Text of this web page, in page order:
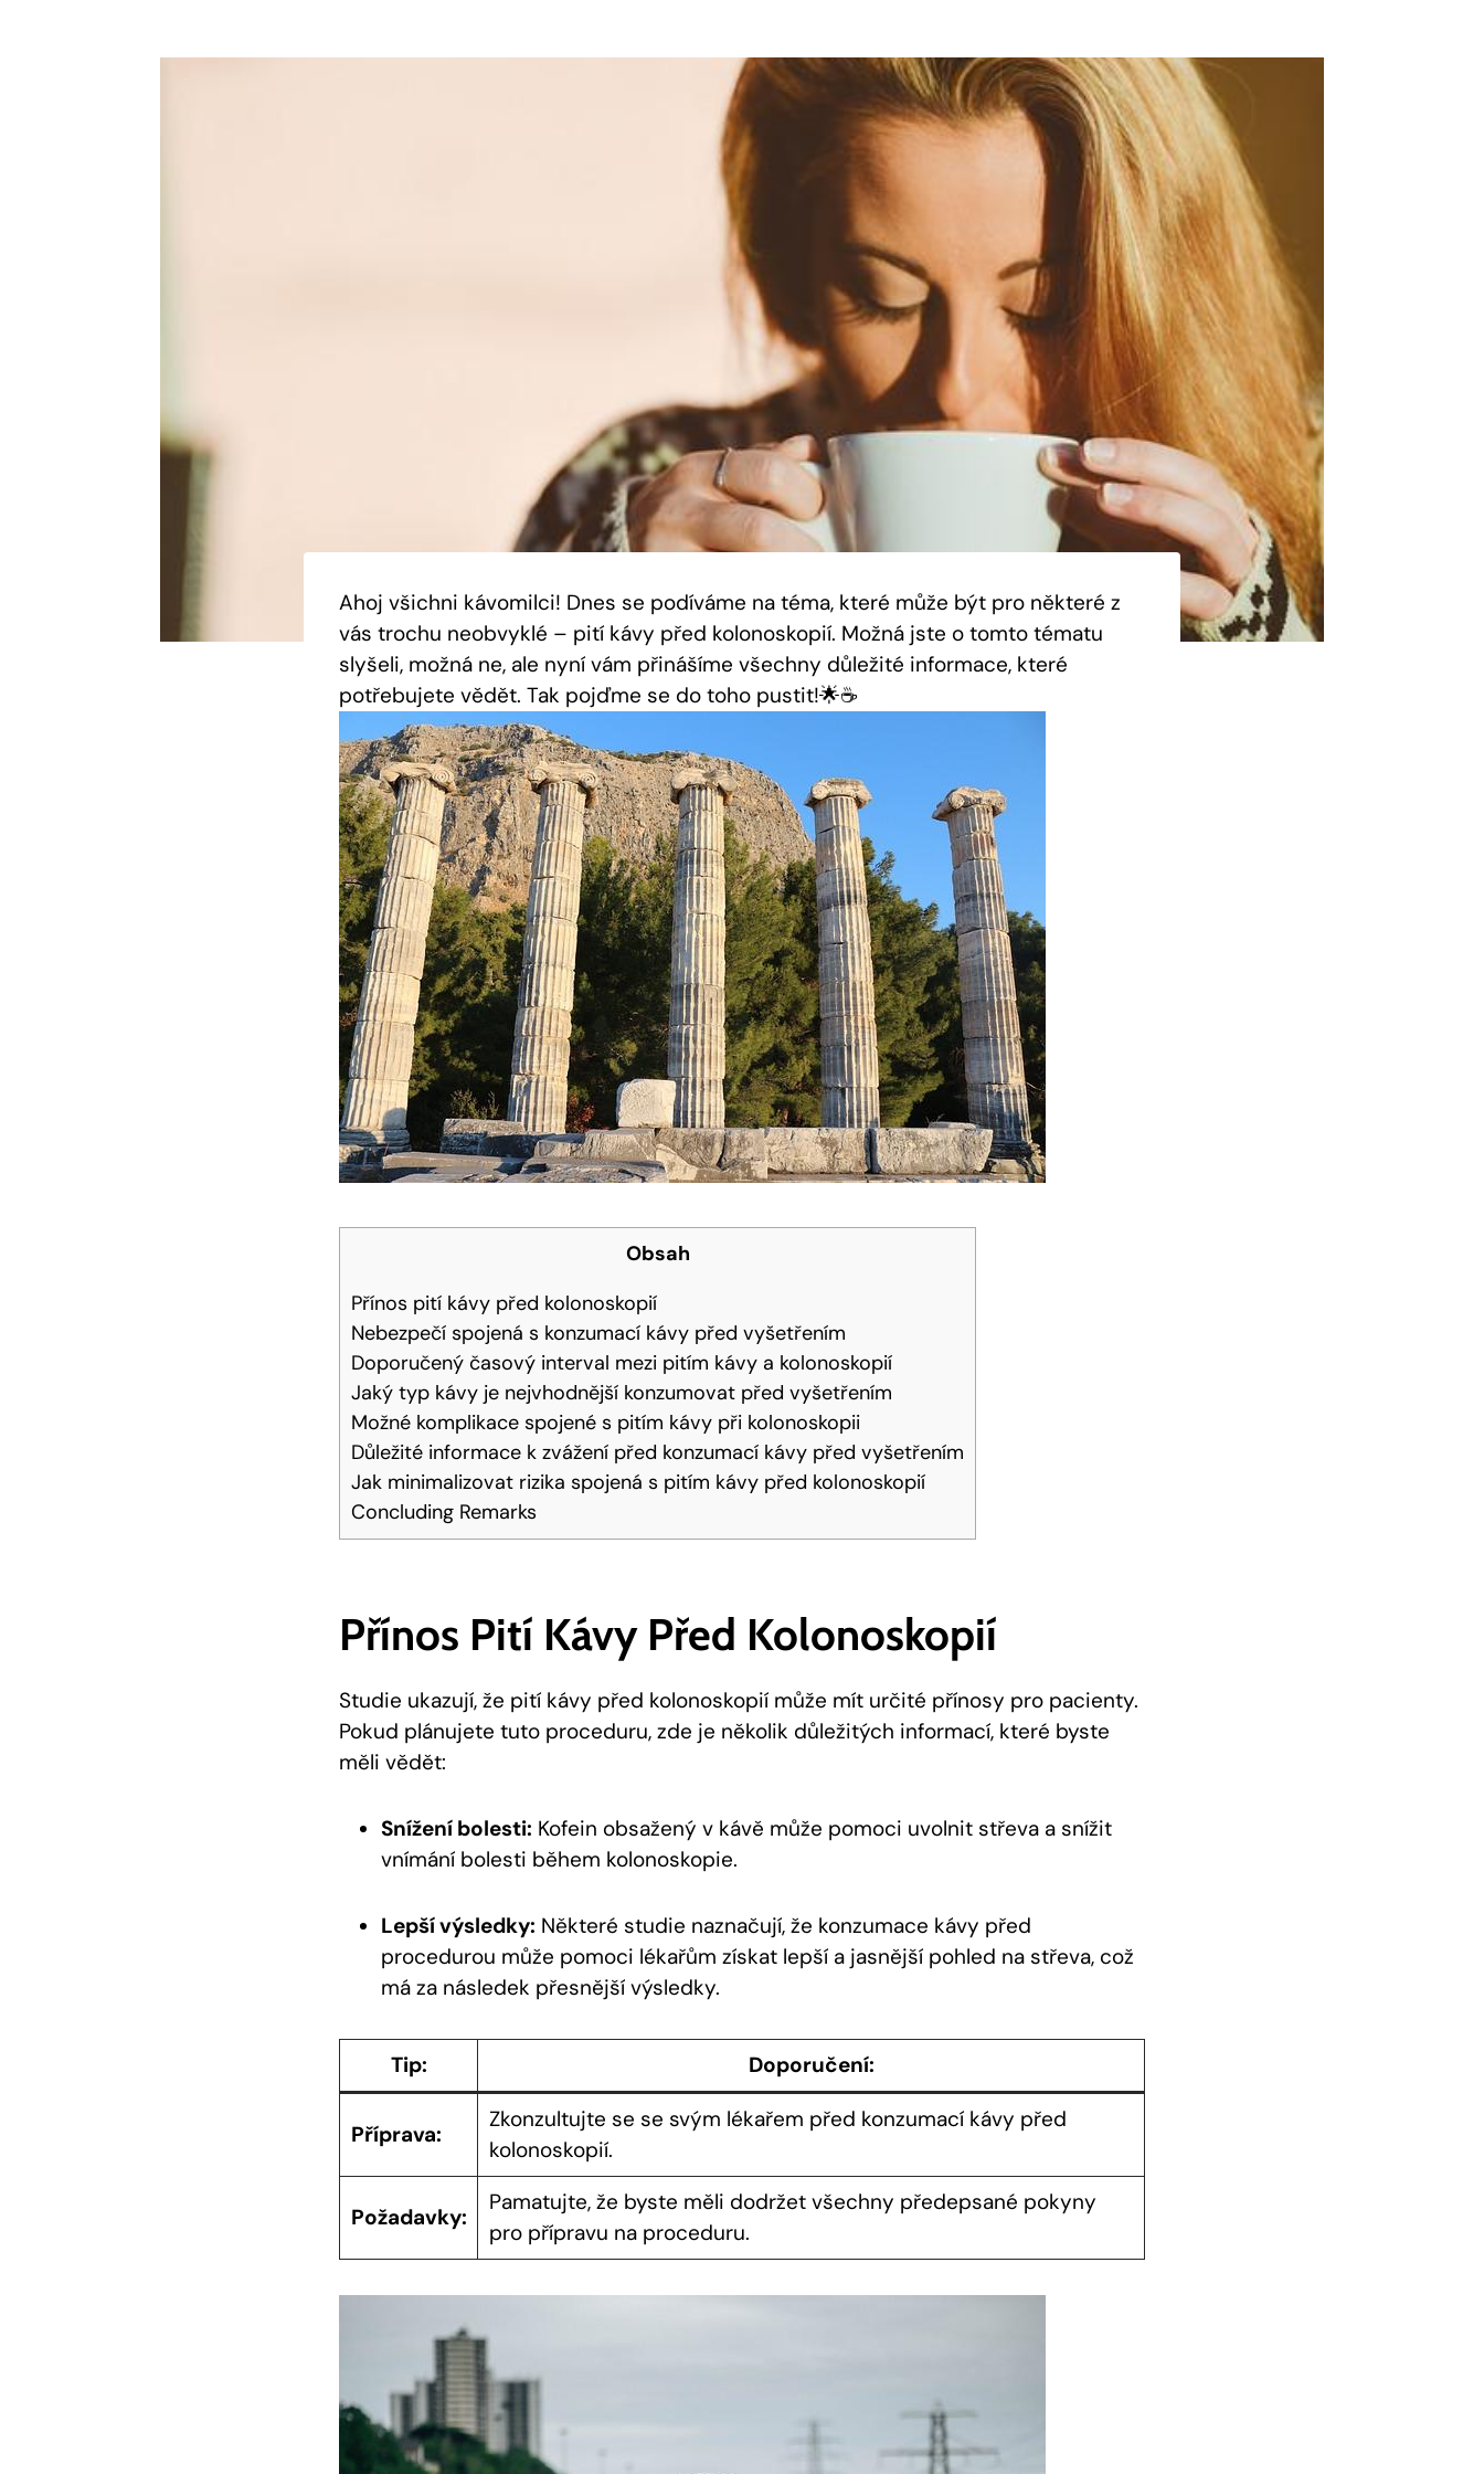
Ahoj všichni kávomilci! Dnes se podíváme na téma, které může být pro některé z
vás trochu neobvyklé – pití kávy před kolonoskopií. Možná jste o tomto tématu
slyšeli, možná ne, ale nyní vám přinášíme všechny důležité informace, které
potřebujete vědět. Tak pojďme se do toho pustit!🌟☕️
Obsah
Přínos pití kávy před kolonoskopií
Nebezpečí spojená s konzumací kávy před vyšetřením
Doporučený časový interval mezi pitím kávy a kolonoskopií
Jaký typ kávy je nejvhodnější konzumovat před vyšetřením
Možné komplikace spojené s pitím kávy při kolonoskopii
Důležité informace k zvážení před konzumací kávy před vyšetřením
Jak minimalizovat rizika spojená s pitím kávy před kolonoskopií
Concluding Remarks
Přínos Pití Kávy Před Kolonoskopií
Studie ukazují, že pití kávy před kolonoskopií může mít určité přínosy pro pacienty.
Pokud plánujete tuto proceduru, zde je několik důležitých informací, které byste
měli vědět:
Snížení bolesti: Kofein obsažený v kávě může pomoci uvolnit střeva a snížit
vnímání bolesti během kolonoskopie.
Lepší výsledky: Některé studie naznačují, že konzumace kávy před
procedurou může pomoci lékařům získat lepší a jasnější pohled na střeva, což
má za následek přesnější výsledky.
Tip: Doporučení:
Příprava:
Zkonzultujte se se svým lékařem před konzumací kávy před
kolonoskopií.
Požadavky:
Pamatujte, že byste měli dodržet všechny předepsané pokyny
pro přípravu na proceduru.